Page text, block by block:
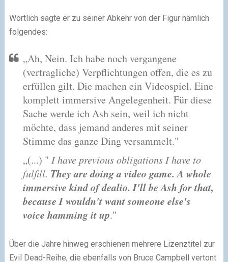
Wörtlich sagte er zu seiner Abkehr von der Figur nämlich
folgendes:
„Ah, Nein. Ich habe noch vergangene
(vertragliche) Verpflichtungen offen, die es zu
erfüllen gilt. Die machen ein Videospiel. Eine
komplett immersive Angelegenheit. Für diese
Sache werde ich Ash sein, weil ich nicht
möchte, dass jemand anderes mit seiner
Stimme das ganze Ding versammelt."
„(...) " I have previous obligations I have to
fulfill. They are doing a video game. A whole
immersive kind of dealio. I'll be Ash for that,
because I wouldn't want someone else's
voice hamming it up."
Über die Jahre hinweg erschienen mehrere Lizenztitel zur
Evil Dead-Reihe, die ebenfalls von Bruce Campbell vertont